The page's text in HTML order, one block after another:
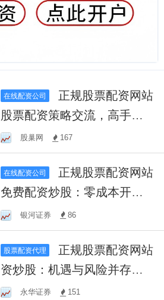
在线配资公司
股票配资策略交流，高手云
集论坛，共享投资智慧！
股巢网 167
在线配资公司
免费配资炒股：零成本开启
您的投资之旅！
银河证券 86
股票配资代理
资炒股：机遇与风险并存，
新手入门指南！
永华证券 151